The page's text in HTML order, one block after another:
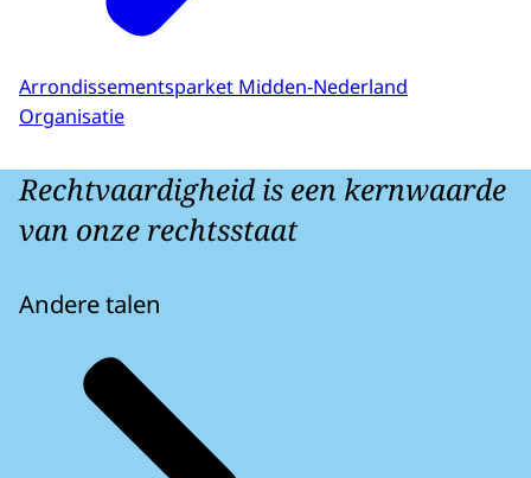
Arrondissementsparket Midden-Nederland
Organisatie
Rechtvaardigheid is een kernwaarde
van onze rechtsstaat
Andere talen